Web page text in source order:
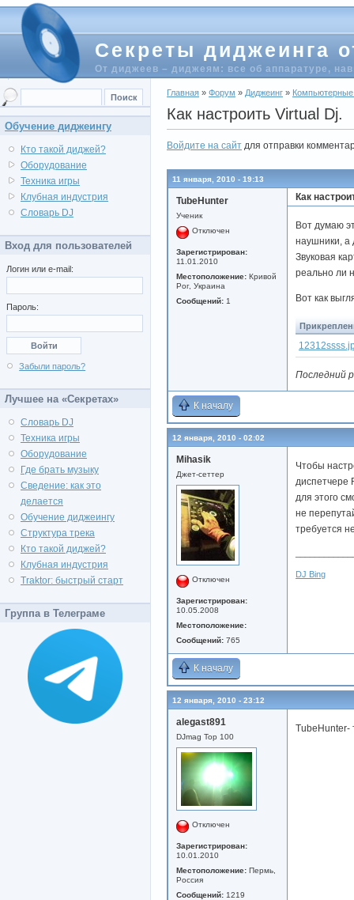
Секреты диджеинга
От диджеев – диджеям: все об аппаратуре,
Главная » Форум » Диджеинг »
Как настроить Virtual Dj.
Войдите на сайт для отправки
11 января, 2010 - 19:13
TubeHunter
Ученик
Отключен
Зарегистрирован:
11.01.2010
Местоположение: Кривой
Рог, Украина
Сообщений: 1
Как
Вот думаю
наушники, а
Звуковая
реально ли
Вот как
Последний
К началу
12 января, 2010 - 02:02
Mihasik
Джет-сеттер
Отключен
Зарегистрирован:
10.05.2008
Местоположение:
Сообщений: 765
Чтобы
диспетчере
для этого
не
требуется
DJ Bing
К началу
12 января, 2010 - 23:12
alegast891
DJmag Top 100
Отключен
Зарегистрирован:
10.01.2010
Местоположение: Пермь,
Россия
Сообщений: 1219
TubeHunter-
Обучение диджеингу
Кто такой диджей?
Оборудование
Техника игры
Клубная индустрия
Словарь DJ
Вход для пользователей
Логин или e-mail:
Пароль:
Забыли пароль?
Лучшее на «Секретах»
Словарь DJ
Техника игры
Оборудование
Где брать музыку
Сведение: как это
делается
Обучение диджеингу
Структура трека
Кто такой диджей?
Клубная индустрия
Traktor: быстрый старт
Группа в Телеграме